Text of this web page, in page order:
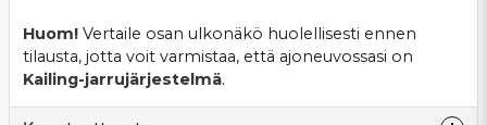
Huom! Vertaile osan ulkonäkö huolellisesti ennen
tilausta, jotta voit varmistaa, että ajoneuvossasi on
Kailing-jarrujärjestelmä.